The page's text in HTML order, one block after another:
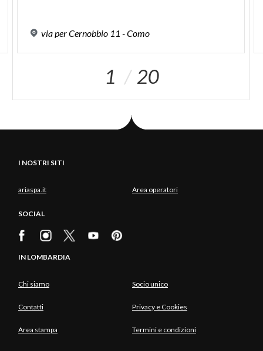
viaperCernobbio 11 -Como
1 20
I NOSTRI SITI
ariaspa.it Area operatori
SOCIAL
IN LOMBARDIA
Chi siamo Socio unico
Contatti Privacy e Cookies
Area stampa Termini e condizioni